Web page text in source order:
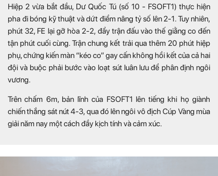
Hiệp 2 vừa bắt đầu, Dư Quốc Tú (số 10 - FSOFT1) thực hiện
pha đi bóng kỹ thuật và dứt điểm nâng tỷ số lên 2-1. Tuy nhiên,
phút 32, FE lại gỡ hòa 2-2, đẩy trận đấu vào thế giằng co đến
tận phút cuối cùng. Trận chung kết trải qua thêm 20 phút hiệp
phụ, chứng kiến màn “kéo co” gay cấn không hồi kết của cả hai
đội và buộc phải bước vào loạt sút luân lưu để phân định ngôi
vương.
Trên chấm 6m, bản lĩnh của FSOFT1 lên tiếng khi họ giành
chiến thắng sát nút 4-3, qua đó lên ngôi vô địch Cúp Vàng mùa
giải năm nay một cách đầy kịch tính và cảm xúc.